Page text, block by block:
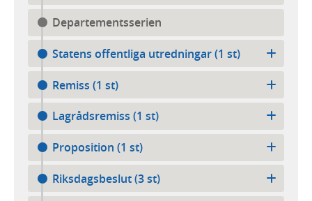
Departementsserien
Statens offentliga utredningar (1 st)
Remiss (1 st)
Lagrådsremiss (1 st)
Proposition (1 st)
Riksdagsbeslut (3 st)